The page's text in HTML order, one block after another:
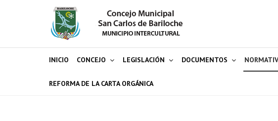
INICIO CONCEJO LEGISLACIÓN DOCUMENTOS
REFORMA DE LA CARTA ORGÁNICA